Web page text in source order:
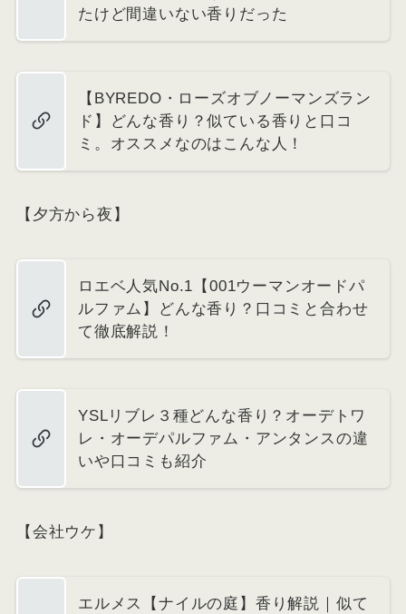
たけど間違いない香りだった
【BYREDO・ローズオブノーマンズラン
ド】どんな香り？似ている香りと口コ
ミ。オススメなのはこんな人！
【夕方から夜】
ロエベ人気No.1【001ウーマンオードパ
ルファム】どんな香り？口コミと合わせ
て徹底解説！
YSLリブレ３種どんな香り？オーデトワ
レ・オーデパルファム・アンタンスの違
いや口コミも紹介
【会社ウケ】
エルメス【ナイルの庭】香り解説｜似て